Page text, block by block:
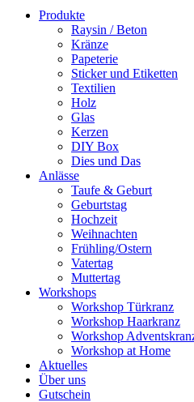
Produkte
Raysin / Beton
Kränze
Papeterie
Sticker und Etiketten
Textilien
Holz
Glas
Kerzen
DIY Box
Dies und Das
Anlässe
Taufe & Geburt
Geburtstag
Hochzeit
Weihnachten
Frühling/Ostern
Vatertag
Muttertag
Workshops
Workshop Türkranz
Workshop Haarkranz
Workshop
Workshop at Home
Aktuelles
Über uns
Gutschein